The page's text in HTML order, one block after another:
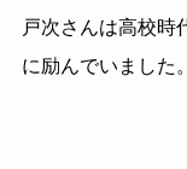
戸次さんは高校時
に励んでいました。